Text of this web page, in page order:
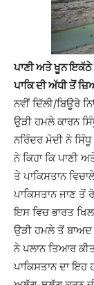
ਪਾਣੀ ਅਤੇ ਖੂਨ ਇਕੱਠੇ
ਪਾਕਿ ਦੀ ਅੱਧੀ ਤੋਂ
ਨਵੀਂ ਦਿੱਲੀ/ਬਿਊਰੋ
ਉੜੀ ਹਮਲੇ ਕਾਰਨ
ਨਰਿੰਦਰ ਮੋਦੀ ਨੇ
ਨੇ ਕਿਹਾ ਕਿ ਪਾਣੀ
ਤੇ ਪਾਕਿਸਤਾਨ
ਪਾਕਿਸਤਾਨ ਜਾਣ ਤੋਂ
ਇਸ ਵਿਚ ਭਾਰਤ
ਉੜੀ ਹਮਲੇ ਤੋਂ ਬਾਅਦ
ਨੇ ਪਲਾਨ ਤਿਆਰ
ਪਾਕਿਸਤਾਨ ਦਾ ਇਹ